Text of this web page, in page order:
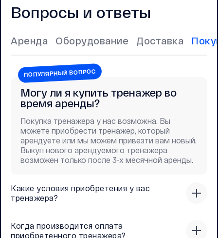
Вопросы и ответы
Аренда Оборудование Доставка
Какие условия приобретения у вас
тренажера?
Когда производится оплата
приобретенного тренажера?
ПОПУЛЯРНЫЙ ВОПРОС
Могу ли я купить тренажер во
время аренды?
Покупка тренажера у нас возможна. Вы
можете приобрести тренажер, который
арендуете или мы можем привезти вам новый.
Выкуп нового арендуемого тренажера
возможен только после 3-х месячной аренды.